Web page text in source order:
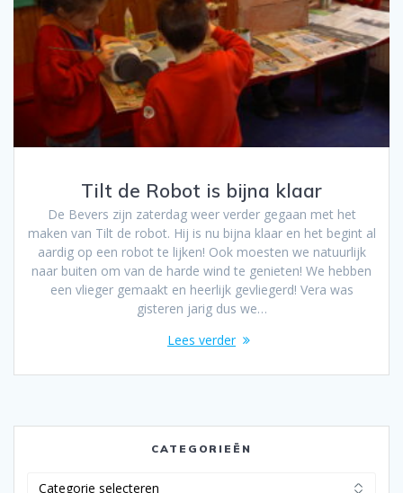
Tilt de Robot is bijna klaar
De Bevers zijn zaterdag weer verder gegaan met het
maken van Tilt de robot. Hij is nu bijna klaar en het begint al
aardig op een robot te lijken! Ook moesten we natuurlijk
naar buiten om van de harde wind te genieten! We hebben
een vlieger gemaakt en heerlijk gevliegerd! Vera was
gisteren jarig dus we…
Lees verder
CATEGORIEËN